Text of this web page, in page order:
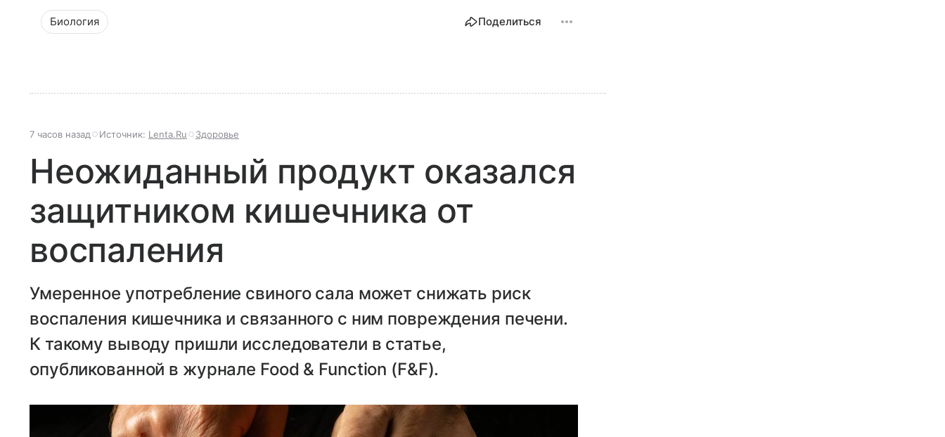
Биология Поделиться
7 часов назад Источник: Lenta.Ru Здоровье
Неожиданный продукт оказался
защитником кишечника от
воспаления
Умеренное употребление свиного сала может снижать риск
воспаления кишечника и связанного с ним повреждения печени.
К такому выводу пришли исследователи в статье,
опубликованной в журнале Food & Function (F&F).